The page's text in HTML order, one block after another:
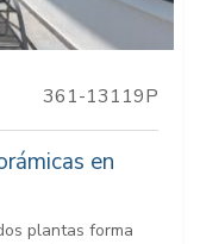
361-13119P
en
plantas forma